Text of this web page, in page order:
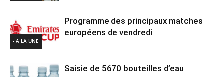
- A LA UNE
Programme des principaux matches
européens de vendredi
Saisie de 5670 bouteilles d’eau